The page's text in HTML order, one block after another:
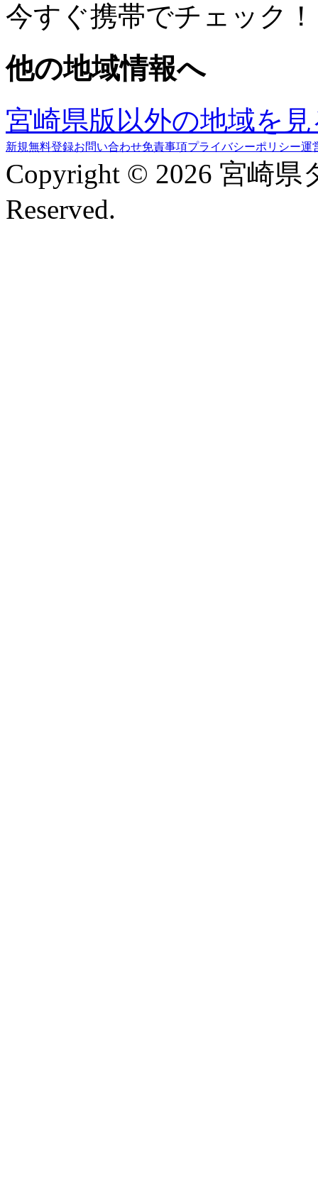
今すぐ携帯でチェック！
他の地域情報へ
宮崎県版以外の地域を
新規無料登録お問い合わせ免責事項プライバシーポリシー運
Copyright © 2026 宮崎
Reserved.